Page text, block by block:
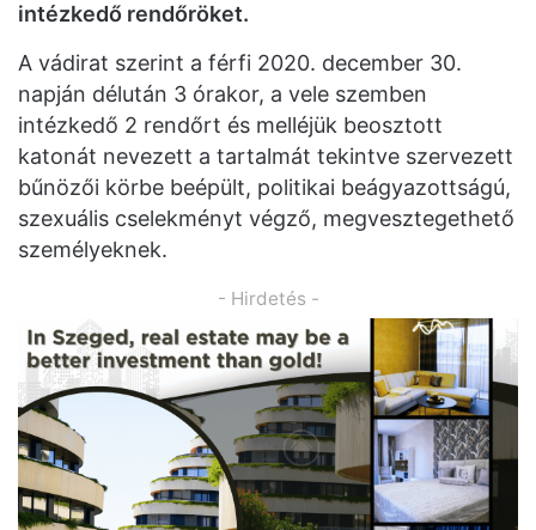
intézkedő rendőröket.
A vádirat szerint a férfi 2020. december 30.
napján délután 3 órakor, a vele szemben
intézkedő 2 rendőrt és melléjük beosztott
katonát nevezett a tartalmát tekintve szervezett
bűnözői körbe beépült, politikai beágyazottságú,
szexuális cselekményt végző, megvesztegethető
személyeknek.
- Hirdetés -